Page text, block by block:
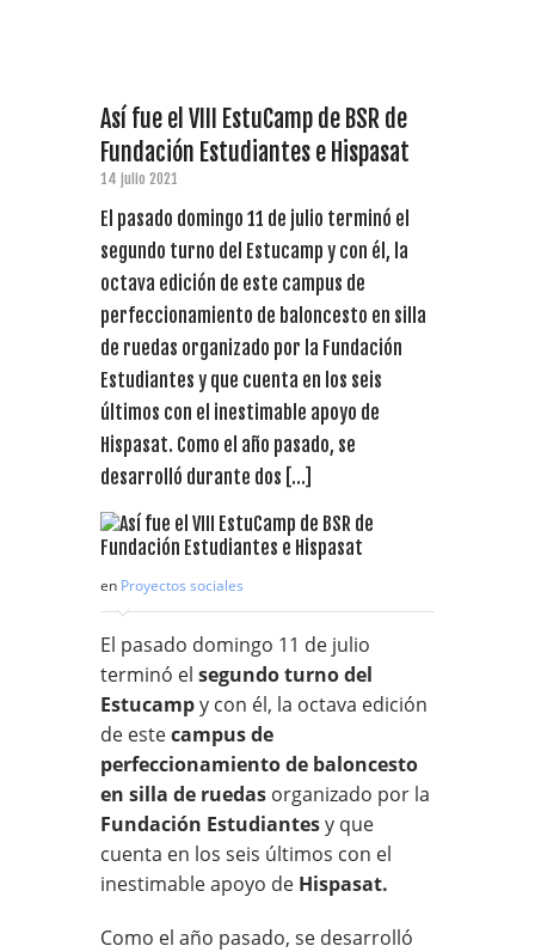
Así fue el VIII EstuCamp de BSR de
Fundación Estudiantes e Hispasat
14 julio 2021
El pasado domingo 11 de julio terminó el
segundo turno del Estucamp y con él, la
octava edición de este campus de
perfeccionamiento de baloncesto en silla
de ruedas organizado por la Fundación
Estudiantes y que cuenta en los seis
últimos con el inestimable apoyo de
Hispasat. Como el año pasado, se
desarrolló durante dos […]
en Proyectos sociales
El pasado domingo 11 de julio
terminó el segundo turno del
Estucampy con él, la octava edición
de estecampus de
perfeccionamiento de baloncesto
en silla de ruedas organizado por la
Fundación Estudiantesy que
cuenta en los seis últimos con el
inestimable apoyo de Hispasat.
Como el año pasado, se desarrolló